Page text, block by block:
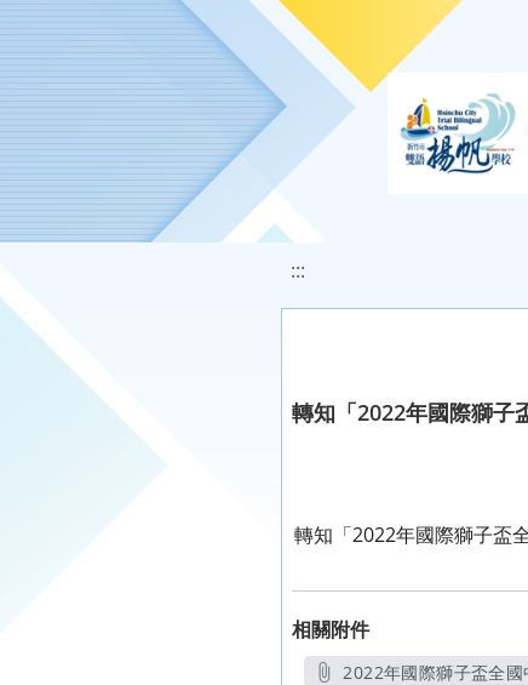
移至網頁之主要內容區位置
:::
轉知「2022年國際獅子
轉知「2022年國際獅子盃
相關附件
2022年國際獅子盃全